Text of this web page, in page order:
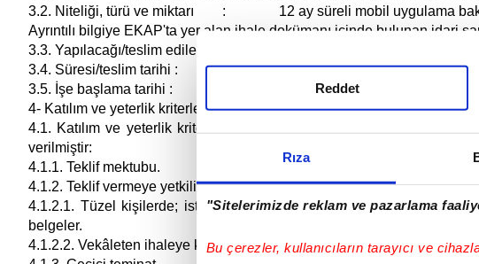
Rıza
"Sitelerimizde reklam ve pazarlama
Bu çerezler, kullanıcıların tarayıcı ve
Reddet
3.2. Niteliği, türü ve miktarı : 12 ay süreli mobil uygulama bakım,
Ayrıntılı bilgiye EKAP'ta yer alan ihale dokümanı içinde bulunan idari
3.3. Yapılacağı/teslim edileceği yer : İdarenin Karagümrük
3.4. Süresi/teslim tarihi : İşe başlama tarihi 01.07.2026, işin bitiş
3.5. İşe başlama tarihi : 01.07.2026
4- Katılım ve yeterlik kriterleri:
4.1. Katılım ve yeterlik kriterlerine ilişkin istekliler tarafından e-teklif
verilmiştir:
4.1.1. Teklif mektubu.
4.1.2. Teklif vermeye yetkili olunduğunu gösteren bilgi ve belgeler:
4.1.2.1. Tüzel kişilerde; isteklilerin yönetimindeki görevliler ile
belgeler.
4.1.2.2. Vekâleten ihaleye katılma halinde vekile ilişkin bilgi ve belgeler.